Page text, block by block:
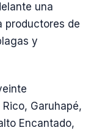
una
productores de
y
Garuhapé,
Encantado,